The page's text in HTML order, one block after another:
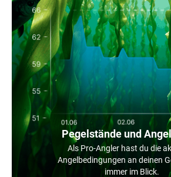
Pegelstände und
Als Pro-Angler hast du die
Angelbedingungen an deinen
immer im Blick.